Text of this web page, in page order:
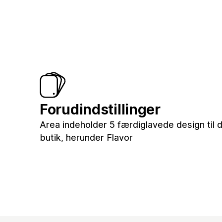
Forudindstillinger
Area indeholder 5 færdiglavede design til
butik, herunder Flavor